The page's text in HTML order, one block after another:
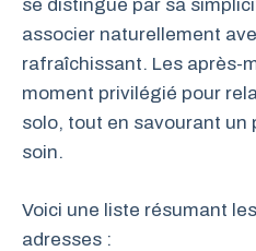
se distingue par sa
associer naturellement
rafraîchissant. Les après-
moment privilégié pour
solo, tout en savourant un
soin.
Voici une liste résumant
adresses :